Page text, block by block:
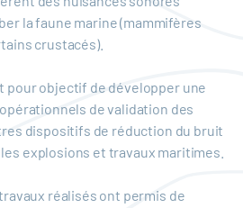
la faune marine (mammifères
crustacés).
pour objectif de développer une
de validation des
dispositifs de réduction du bruit
explosions et travaux maritimes.
réalisés ont permis de